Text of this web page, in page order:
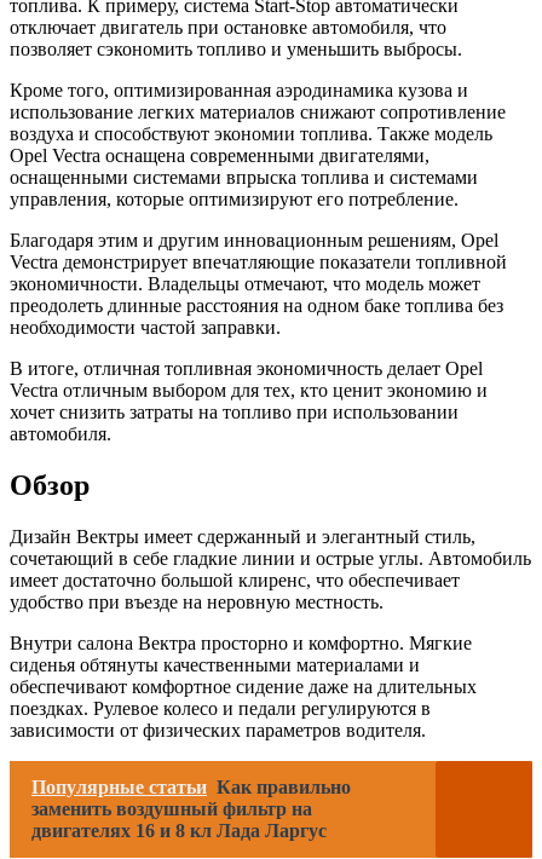
топлива. К примеру, система Start-Stop автоматически
отключает двигатель при остановке автомобиля, что
позволяет сэкономить топливо и уменьшить выбросы.
Кроме того, оптимизированная аэродинамика кузова и
использование легких материалов снижают сопротивление
воздуха и способствуют экономии топлива. Также модель
Opel Vectra оснащена современными двигателями,
оснащенными системами впрыска топлива и системами
управления, которые оптимизируют его потребление.
Благодаря этим и другим инновационным решениям, Opel
Vectra демонстрирует впечатляющие показатели топливной
экономичности. Владельцы отмечают, что модель может
преодолеть длинные расстояния на одном баке топлива без
необходимости частой заправки.
В итоге, отличная топливная экономичность делает Opel
Vectra отличным выбором для тех, кто ценит экономию и
хочет снизить затраты на топливо при использовании
автомобиля.
Обзор
Дизайн Вектры имеет сдержанный и элегантный стиль,
сочетающий в себе гладкие линии и острые углы. Автомобиль
имеет достаточно большой клиренс, что обеспечивает
удобство при въезде на неровную местность.
Внутри салона Вектра просторно и комфортно. Мягкие
сиденья обтянуты качественными материалами и
обеспечивают комфортное сидение даже на длительных
поездках. Рулевое колесо и педали регулируются в
зависимости от физических параметров водителя.
Популярные статьи Как правильно
заменить воздушный фильтр на
двигателях 16 и 8 кл Лада Ларгус